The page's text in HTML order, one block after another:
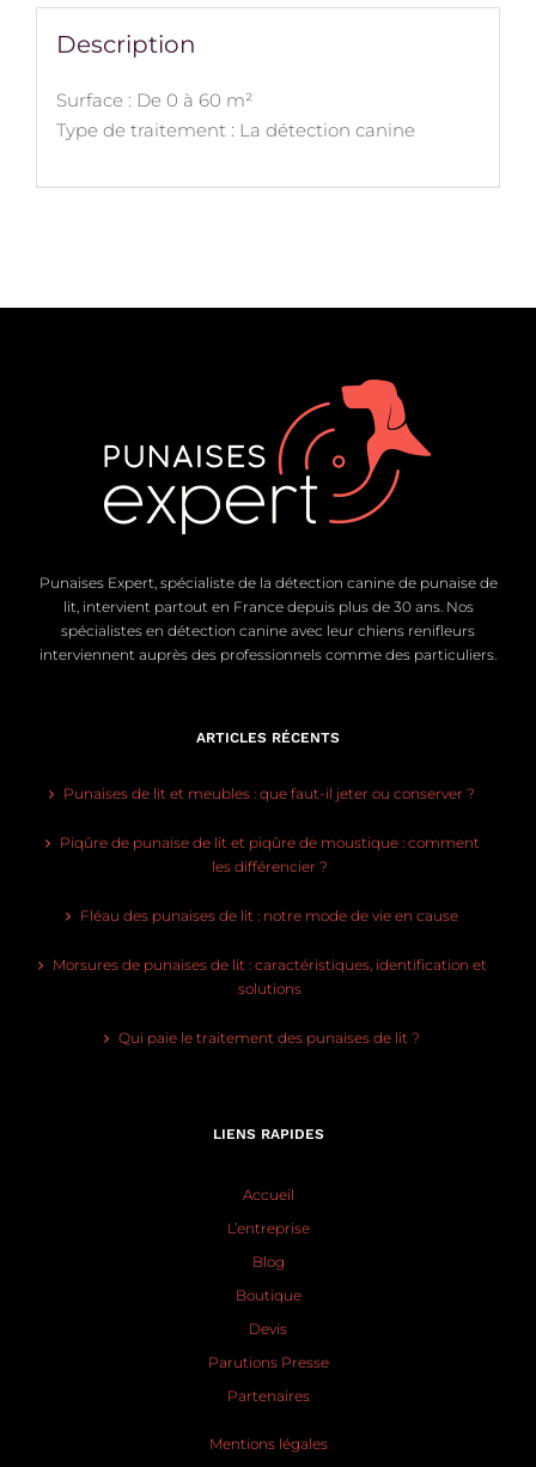
Description
Surface : De 0 à 60 m²
Type de traitement : La détection canine
Punaises Expert, spécialiste de la détection canine de punaise de
lit, intervient partout en France depuis plus de 30 ans. Nos
spécialistes en détection canine avec leur chiens renifleurs
interviennent auprès des professionnels comme des particuliers.
ARTICLES RÉCENTS
Punaises de lit et meubles : que faut-il jeter ou conserver ?
Piqûre de punaise de lit et piqûre de moustique : comment
les différencier ?
Fléau des punaises de lit : notre mode de vie en cause
Morsures de punaises de lit : caractéristiques, identification et
solutions
Qui paie le traitement des punaises de lit ?
LIENS RAPIDES
Accueil
L’entreprise
Blog
Boutique
Devis
Parutions Presse
Partenaires
Mentions légales